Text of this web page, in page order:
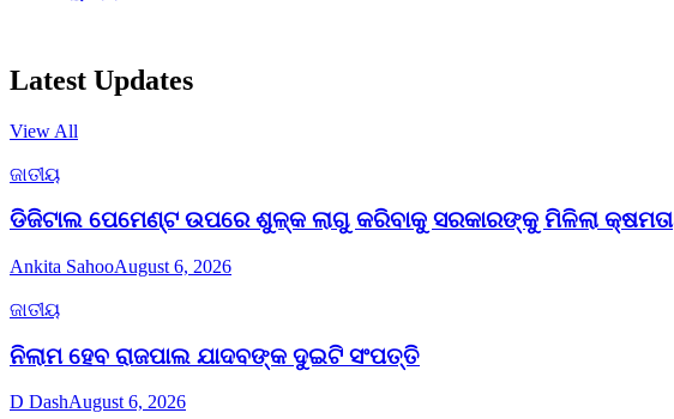
Latest Updates
View All
ଜାତୀୟ
ଡିଜିଟାଲ ପେମେଣ୍ଟ ଉପରେ ଶୁଳ୍କ ଲାଗୁ କରିବାକୁ ସରକାରଙ୍କୁ ମିଳିଲା କ୍ଷମତା
Ankita SahooAugust 6, 2026
ଜାତୀୟ
ନିଲାମ ହେବ ରାଜପାଲ ଯାଦବଙ୍କ ଦୁଇଟି ସଂପତ୍ତି
D DashAugust 6, 2026